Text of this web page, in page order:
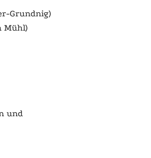
Grundnig)
Mühl)
und